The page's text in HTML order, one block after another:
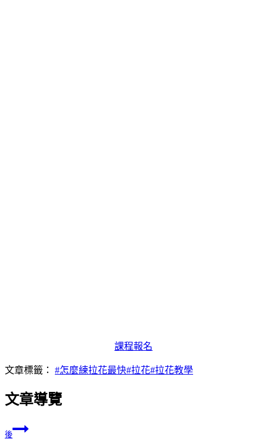
課程報名
文章標籤： #怎麼練拉花最快#拉花#拉花教學
文章導覽
後